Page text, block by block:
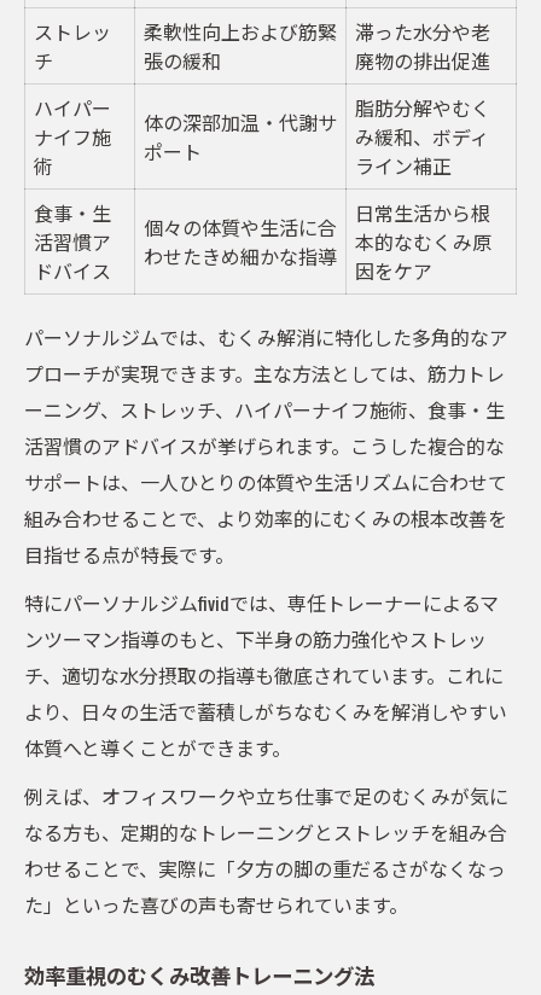
ストレッ
チ
柔軟性向上および筋緊
張の緩和
滞った水分や老
廃物の排出促進
ハイパー
ナイフ施
術
体の深部加温・代謝サ
ポート
脂肪分解やむく
み緩和、ボディ
ライン補正
食事・生
活習慣ア
ドバイス
個々の体質や生活に合
わせたきめ細かな指導
日常生活から根
本的なむくみ原
因をケア
パーソナルジムでは、むくみ解消に特化した多角的なア
プローチが実現できます。主な方法としては、筋力トレ
ーニング、ストレッチ、ハイパーナイフ施術、食事・生
活習慣のアドバイスが挙げられます。こうした複合的な
サポートは、一人ひとりの体質や生活リズムに合わせて
組み合わせることで、より効率的にむくみの根本改善を
目指せる点が特長です。
特にパーソナルジムfividでは、専任トレーナーによるマ
ンツーマン指導のもと、下半身の筋力強化やストレッ
チ、適切な水分摂取の指導も徹底されています。これに
より、日々の生活で蓄積しがちなむくみを解消しやすい
体質へと導くことができます。
例えば、オフィスワークや立ち仕事で足のむくみが気に
なる方も、定期的なトレーニングとストレッチを組み合
わせることで、実際に「夕方の脚の重だるさがなくなっ
た」といった喜びの声も寄せられています。
効率重視のむくみ改善トレーニング法